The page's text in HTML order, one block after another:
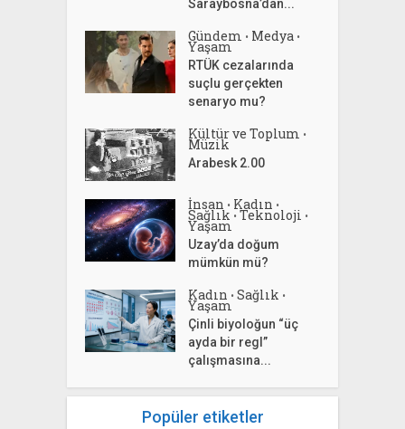
Saraybosna’dan...
Gündem • Medya •
Yaşam
RTÜK cezalarında
suçlu gerçekten
senaryo mu?
Kültür ve Toplum •
Müzik
Arabesk 2.00
İnsan • Kadın •
Sağlık • Teknoloji •
Yaşam
Uzay’da doğum
mümkün mü?
Kadın • Sağlık •
Yaşam
Çinli biyoloğun “üç
ayda bir regl”
çalışmasına...
Popüler etiketler